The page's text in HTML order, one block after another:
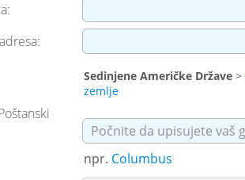
Sedinjene Američke Države >
zemlje
npr. Columbus